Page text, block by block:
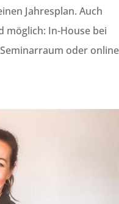
Jahresplan. Auch
möglich: In-House bei
oder online